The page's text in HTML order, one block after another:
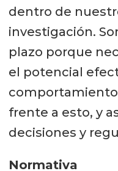
dentro de
investigación.
plazo porque
el potencial
frente a esto, y
decisiones y
Normativa